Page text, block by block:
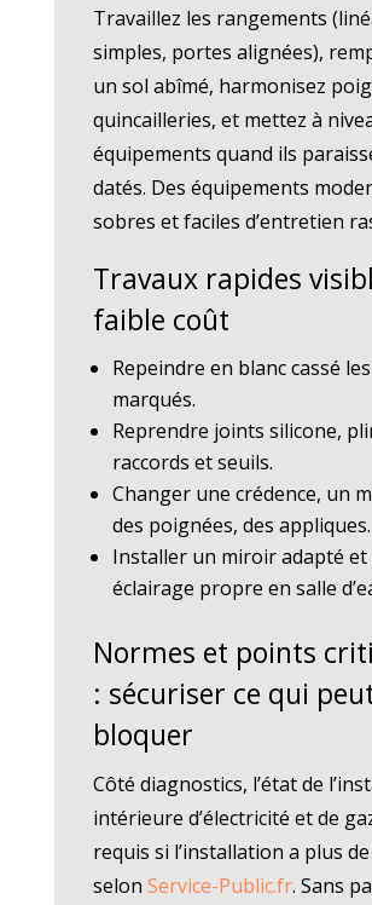
Travaillez les rangements
simples, portes alignées),
un sol abîmé, harmonisez
quincailleries, et mettez à
équipements quand ils
datés. Des équipements
sobres et faciles d’entretien
Travaux rapides
faible coût
Repeindre en blanc cassé
marqués.
Reprendre joints silicone,
raccords et seuils.
Changer une crédence, un
des poignées, des appliques.
Installer un miroir adapté et
éclairage propre en salle
Normes et points
: sécuriser ce qui
bloquer
Côté diagnostics, l’état de
intérieure d’électricité et de
requis si l’installation a plus de
selon Service-Public.fr. Sans